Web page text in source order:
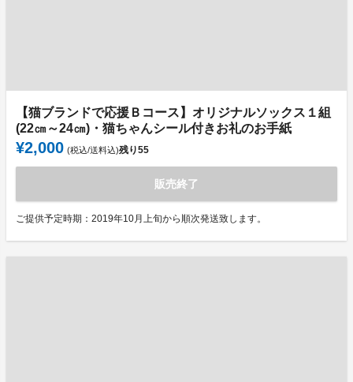
【猫ブランドで応援Ｂコース】オリジナルソックス１組
(22㎝～24㎝)・猫ちゃんシール付きお礼のお手紙
¥2,000 (税込/送料込)残り55
販売終了
ご提供予定時期：2019年10月上旬から順次発送致します。